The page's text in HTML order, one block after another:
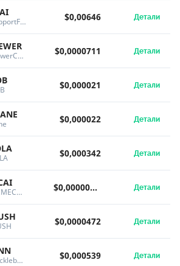
SupportFi AI $0,00646 Детали
ViewerCoin $0,0000711 Детали
$0,000021 Детали
$0,000022 Детали
$0,000342 Детали
MEMECAST.AI $0,00000482 Детали
$0,0000472 Детали
Huckleberry $0,000539 Детали